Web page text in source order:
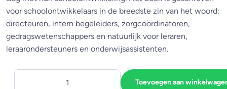
voor schoolontwikkelaars in de breedste zin van het woord:
directeuren, intern begeleiders, zorgcoördinatoren,
gedragswetenschappers en natuurlijk voor leraren,
leraarondersteuners en onderwijsassistenten.
Toevoegen aan